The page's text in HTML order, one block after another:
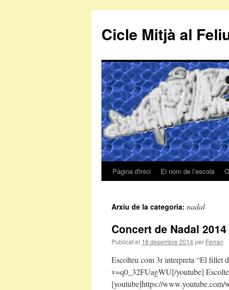
Cicle Mitjà al
Vés
contingut
Pàgina d'inici El nom de l’escola
Arxiu de la categoria: nadal
Concert de Nadal 2014
Publicat el 18 desembre 2014per Ferran
Escolteu com 3r interpreta “El fillet
v=q0_32FUagWU[/youtube]
[youtube]https://